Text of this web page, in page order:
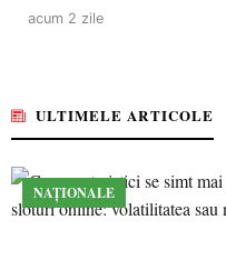
acum 2 zile
ULTIMELE ARTICOLE
NAȚIONALE